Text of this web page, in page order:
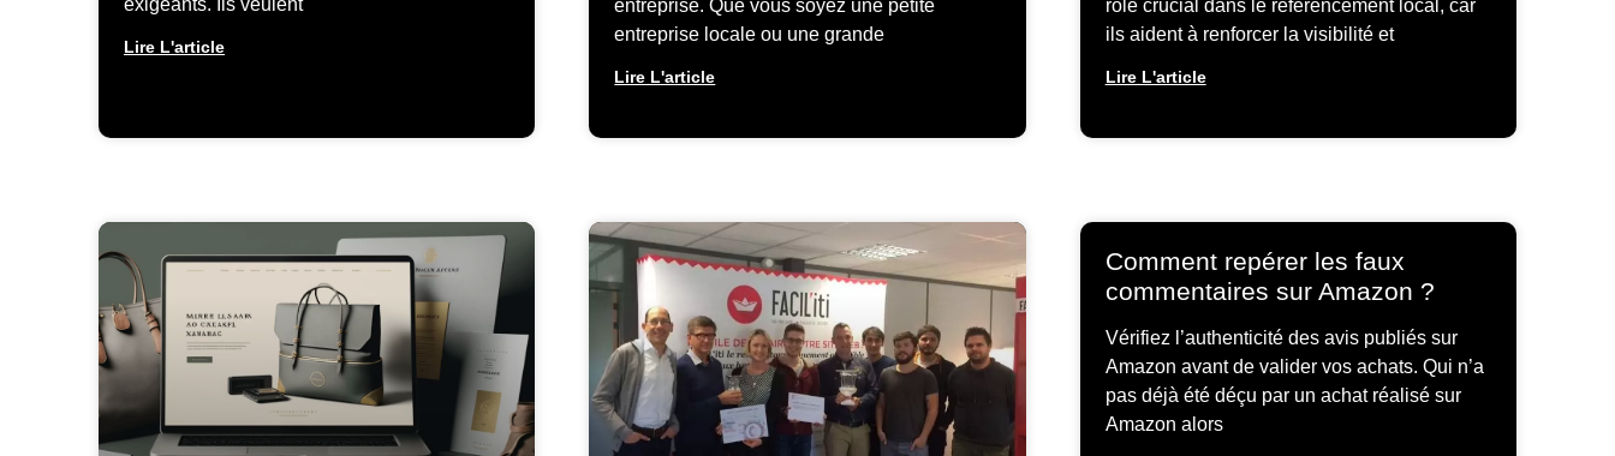
exigeants. Ils veulent
Lire L'article
entreprise. Que vous soyez une petite
entreprise locale ou une grande
Lire L'article
rôle crucial dans le référencement local, car
ils aident à renforcer la visibilité et
Lire L'article
Comment repérer les faux
commentaires sur Amazon ?
Vérifiez l’authenticité des avis publiés sur
Amazon avant de valider vos achats. Qui n’a
pas déjà été déçu par un achat réalisé sur
Amazon alors